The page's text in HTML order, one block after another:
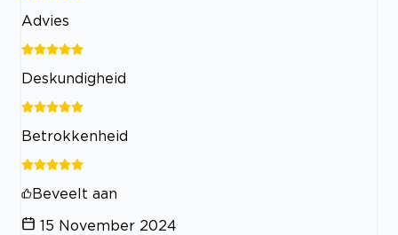
Advies
Deskundigheid
Betrokkenheid
Beveelt aan
15 November 2024